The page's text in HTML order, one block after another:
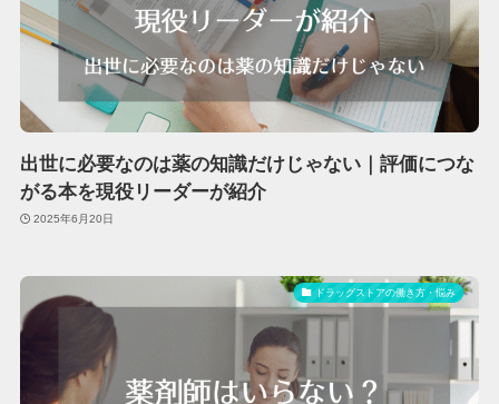
出世に必要なのは薬の知識だけじゃない｜評価につな
がる本を現役リーダーが紹介
2025年6月20日
ドラッグストアの働き方・悩み